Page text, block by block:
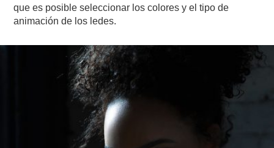
que es posible seleccionar los colores y el tipo de
animación de los ledes.